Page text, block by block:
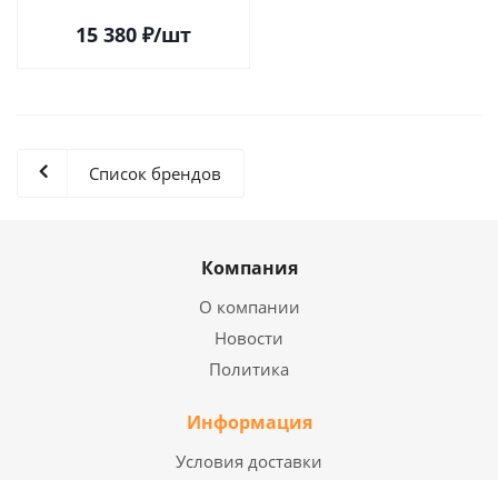
15 380 ₽/шт
Список брендов
Компания
О компании
Новости
Политика
Информация
Условия доставки